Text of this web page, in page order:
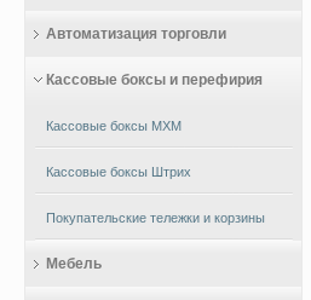
Автоматизация торговли
Кассовые боксы и перефирия
Кассовые боксы МХМ
Кассовые боксы Штрих
Покупательские тележки и корзины
Мебель